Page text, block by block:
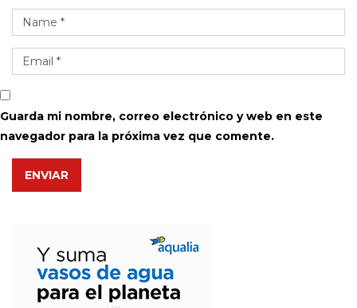
Guarda mi nombre, correo electrónico y web en este
navegador para la próxima vez que comente.
ENVIAR